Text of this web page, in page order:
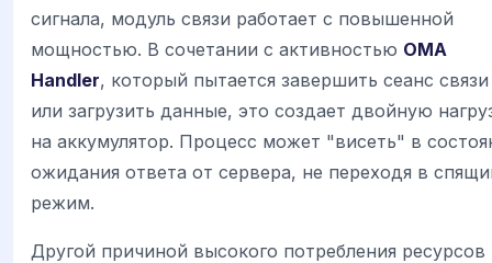
сигнала, модуль связи работает с повышенной
мощностью. В сочетании с активностью OMA
Handler, который пытается завершить сеанс связи
или загрузить данные, это создает двойную
на аккумулятор. Процесс может "висеть" в
ожидания ответа от сервера, не переходя в
режим.
Другой причиной высокого потребления ресурсов